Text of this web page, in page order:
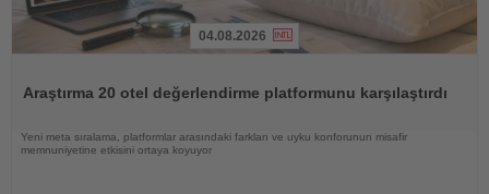
04.08.2026
Araştırma 20 otel değerlendirme platformunu karşılaştırdı
Yeni meta sıralama, platformlar arasındaki farkları ve uyku konforunun misafir
memnuniyetine etkisini ortaya koyuyor